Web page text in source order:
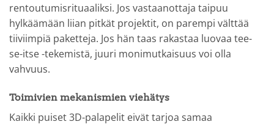
rentoutumisrituaaliksi. Jos vastaanottaja taipuu
hylkäämään liian pitkät projektit, on parempi välttää
tiiviimpiä paketteja. Jos hän taas rakastaa luovaa tee-
se-itse -tekemistä, juuri monimutkaisuus voi olla
vahvuus.
Toimivien mekanismien viehätys
Kaikki puiset 3D-palapelit eivät tarjoa samaa